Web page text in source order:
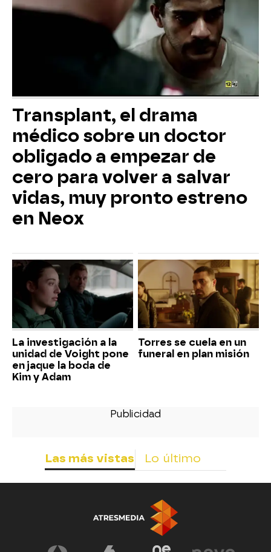
Transplant, el drama
médico sobre un doctor
obligado a empezar de
cero para volver a salvar
vidas, muy pronto estreno
en Neox
La investigación a la
unidad de Voight pone
en jaque la boda de
Kim y Adam
Torres se cuela en un
funeral en plan misión
Las más vistas Lo último